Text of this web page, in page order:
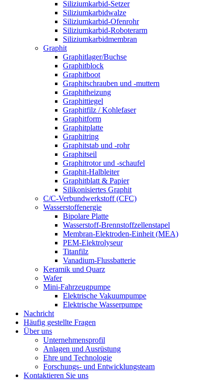
Siliziumkarbid-Setzer
Siliziumkarbidwalze
Siliziumkarbid-Ofenrohr
Siliziumkarbid-Roboterarm
Siliziumkarbidmembran
Graphit
Graphitlager/Buchse
Graphitblock
Graphitboot
Graphitschrauben und -muttern
Graphitheizung
Graphittiegel
Graphitfilz / Kohlefaser
Graphitform
Graphitplatte
Graphitring
Graphitstab und -rohr
Graphitseil
Graphitrotor und -schaufel
Graphit-Halbleiter
Graphitblatt & Papier
Silikonisiertes Graphit
C/C-Verbundwerkstoff (CFC)
Wasserstoffenergie
Bipolare Platte
Wasserstoff-Brennstoffzellenstapel
Membran-Elektroden-Einheit (MEA)
PEM-Elektrolyseur
Titanfilz
Vanadium-Flussbatterie
Keramik und Quarz
Wafer
Mini-Fahrzeugpumpe
Elektrische Vakuumpumpe
Elektrische Wasserpumpe
Nachricht
Häufig gestellte Fragen
Über uns
Unternehmensprofil
Anlagen und Ausrüstung
Ehre und Technologie
Forschungs- und Entwicklungsteam
Kontaktieren Sie uns